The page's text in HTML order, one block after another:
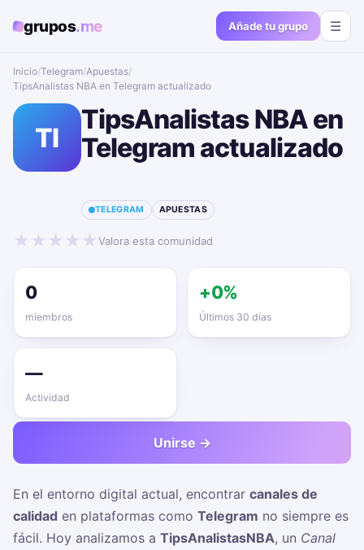
grupos.me Añade tu grupo ☰
Inicio/Telegram/Apuestas/
TipsAnalistas NBA en Telegram actualizado📱🔥
TI
TipsAnalistas NBA en
Telegram actualizado
TELEGRAM APUESTAS
★ ★ ★ ★ ★Valora esta comunidad
0
miembros
+0%
Últimos 30 días
—
Actividad
Unirse →
En el entorno digital actual, encontrar canales de
calidad en plataformas como Telegram no siempre es
fácil. Hoy analizamos a TipsAnalistasNBA, un Canal